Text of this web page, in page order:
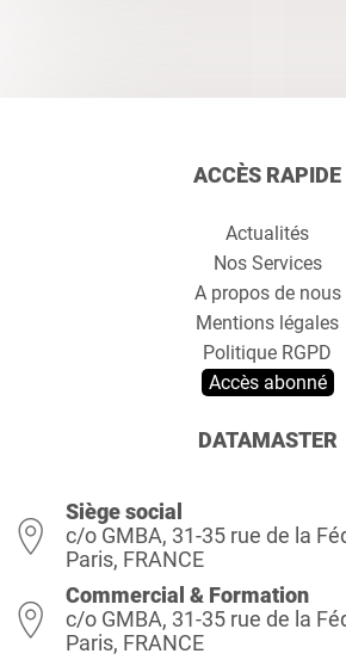
ACCÈS RAPIDE
Actualités
Nos Services
A propos de nous
Mentions légales
Politique RGPD
Accès abonné
DATAMASTER
Siège social
c/o GMBA, 31-35 rue de la
Paris, FRANCE
Commercial & Formation
c/o GMBA, 31-35 rue de la
Paris, FRANCE